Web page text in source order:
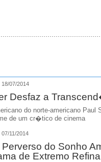
18/07/2014
Desfaz a
do norte-americano
de um cr�tico de cinema
07/11/2014
do Sonho
de Extremo